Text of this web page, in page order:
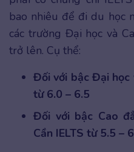
bao nhiêu để đi du học
các trường Đại học và
trở lên. Cụ thể:
Đối với bậc Đại học
từ 6.0 – 6.5
Đối với bậc Cao
Cần IELTS từ 5.5 –